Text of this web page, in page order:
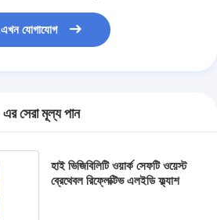
এখন যোগাযোগ
এর সেরা মূল্য পান
হাই ভিজিবিলিটি ওয়ার্ক সেফটি ওয়েস্ট
ব্রেথেবল রিফ্লেক্টিভ এলইডি ফ্ল্যাশ